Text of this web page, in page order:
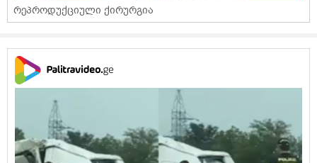
რეპროდუქციული ქირურგია